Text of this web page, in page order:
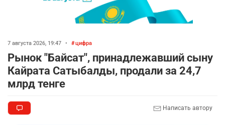
7 августа 2026, 19:47 • цифра
Рынок "Байсат", принадлежавший сыну
Кайрата Сатыбалды, продали за 24,7
млрд тенге
Написать автору